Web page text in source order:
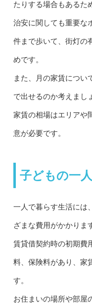
たりする場合もあるた
治安に関しても重要な
件まで歩いて、街灯の
めです。
また、月の家賃につい
で出せるのか考えまし
家賃の相場はエリアや
意が必要です。
子どもの一
一人で暮らす生活には
ざまな費用がかかりま
賃貸借契約時の初期費
料、保険料があり、家
す。
お住まいの場所や部屋